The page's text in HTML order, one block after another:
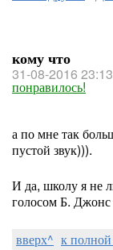
кому что
31-08-2016 23:13
понравилось!
а по мне так
пустой звук))).
И да, школу я не
голосом Б. Джонс
вверх^ к